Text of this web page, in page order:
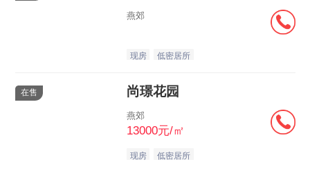
燕郊
现房 低密居所
在售 尚璟花园
燕郊
13000元/㎡
现房 低密居所